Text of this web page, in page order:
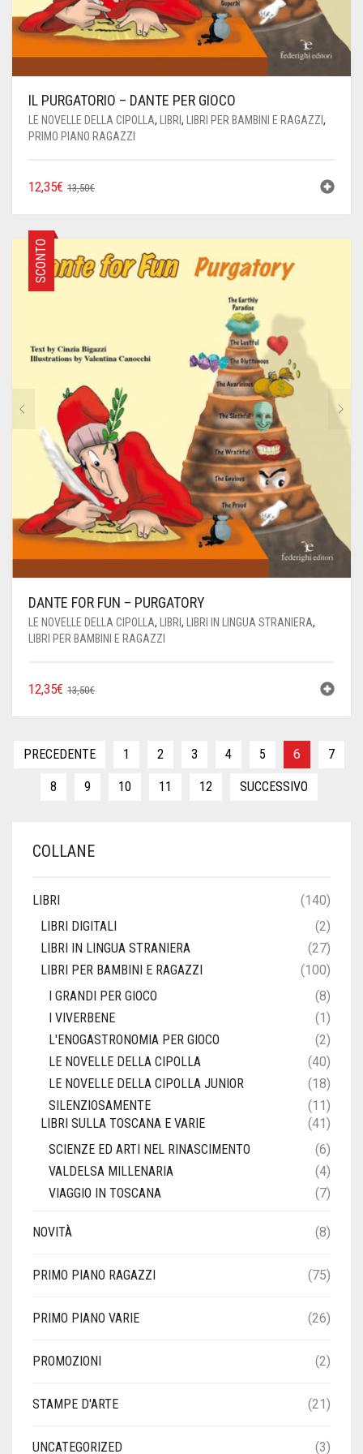
IL PURGATORIO – DANTE PER GIOCO
LE NOVELLE DELLA CIPOLLA, LIBRI , LIBRI PER BAMBINI E RAGAZZI ,
PRIMO PIANO RAGAZZI
13,50€IL
13,50€.
12,35€
IL
12,35€.
SCONTO
DANTE FOR FUN – PURGATORY
LE NOVELLE DELLA CIPOLLA, LIBRI , LIBRI IN LINGUA STRANIERA,
LIBRI PER BAMBINI E RAGAZZI
13,50€IL
ERA:
12,35€
IL
È:
PRECEDENTE 1 2 3 4 5 6 7
8 9 10 11 12 SUCCESSIVO
COLLANE
LIBRI
(140)
LIBRI DIGITALI
(2)
LIBRI IN LINGUA STRANIERA
(27)
LIBRI PER BAMBINI E RAGAZZI
(100)
I GRANDI PER GIOCO
(8)
I VIVERBENE
(1)
L'ENOGASTRONOMIA PER GIOCO
(2)
LE NOVELLE DELLA CIPOLLA
(40)
LE NOVELLE DELLA CIPOLLA JUNIOR
(18)
SILENZIOSAMENTE
(11)
LIBRI SULLA TOSCANA E VARIE
(41)
SCIENZE ED ARTI NEL RINASCIMENTO
(6)
VALDELSA MILLENARIA
(4)
VIAGGIO IN TOSCANA
(7)
NOVITÀ (8)
PRIMO PIANO RAGAZZI (75)
PRIMO PIANO VARIE (26)
PROMOZIONI (2)
STAMPE D'ARTE (21)
UNCATEGORIZED (3)